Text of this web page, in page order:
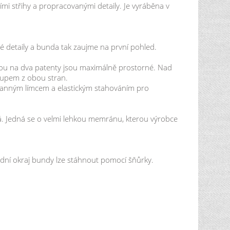
střihy a propracovanými detaily. Je vyráběna v
detaily a bunda tak zaujme na první pohled.
na dva patenty jsou maximálně prostorné. Nad
z obou stran.
límcem a elastickým stahováním pro
se o velmi lehkou memránu, kterou výrobce
okraj bundy lze stáhnout pomocí šňůrky.